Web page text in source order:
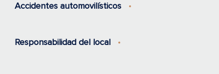
Accidentes automovilísticos
Responsabilidad del local